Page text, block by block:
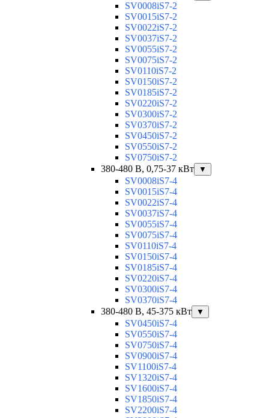
SV0008iS7-2
SV0015iS7-2
SV0022iS7-2
SV0037iS7-2
SV0055iS7-2
SV0075iS7-2
SV0110iS7-2
SV0150iS7-2
SV0185iS7-2
SV0220iS7-2
SV0300iS7-2
SV0370iS7-2
SV0450iS7-2
SV0550iS7-2
SV0750iS7-2
380-480 В, 0,75-37 кВт
▼
SV0008iS7-4
SV0015iS7-4
SV0022iS7-4
SV0037iS7-4
SV0055iS7-4
SV0075iS7-4
SV0110iS7-4
SV0150iS7-4
SV0185iS7-4
SV0220iS7-4
SV0300iS7-4
SV0370iS7-4
380-480 В, 45-375 кВт
▼
SV0450iS7-4
SV0550iS7-4
SV0750iS7-4
SV0900iS7-4
SV1100iS7-4
SV1320iS7-4
SV1600iS7-4
SV1850iS7-4
SV2200iS7-4